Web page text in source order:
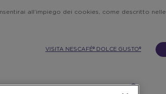
all’impiego dei cookies, come descritto
VISITA NESCAFÉ® DOLCE GUSTO®
BUONI SCONTO ESTATE